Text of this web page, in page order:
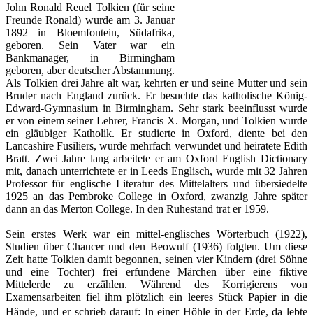
John Ronald Reuel Tolkien (für seine
Freunde Ronald) wurde am 3. Januar
1892 in Bloemfontein, Südafrika,
geboren. Sein Vater war ein
Bankmanager, in Birmingham
geboren, aber deutscher Abstammung.
Als Tolkien drei Jahre alt war, kehrten er und seine Mutter und sein
Bruder nach England zurück. Er besuchte das katholische König-
Edward-Gymnasium in Birmingham. Sehr stark beeinflusst wurde
er von ei­nem seiner Lehrer, Francis X. Morgan, und Tolkien wurde
ein gläubiger Katholik. Er studierte in Oxford, diente bei den
Lancashire Fusiliers, wurde mehrfach verwundet und heiratete Edith
Bratt. Zwei Jahre lang arbeitete er am Oxford English Dictionary
mit, da­nach unterrichtete er in Leeds Englisch, wurde mit 32 Jahren
Professor für englische Literatur des Mittelal­ters und übersiedelte
1925 an das Pembroke College in Oxford, zwanzig Jahre später
dann an das Merton College. In den Ruhestand trat er 1959.
Sein erstes Werk war ein mittel-englisches Wörter­buch (1922),
Studien über Chaucer und den Beowulf (1936) folgten. Um diese
Zeit hatte Tolkien damit begonnen, seinen vier Kindern (drei Söhne
und eine Tochter) frei erfundene Märchen über eine fiktive
Mittelerde zu erzählen. Während des Korrigierens von
Examensarbeiten fiel ihm plötzlich ein leeres Stück Papier in die
Hände, und er schrieb darauf: In einer Höhle in der Erde, da lebte